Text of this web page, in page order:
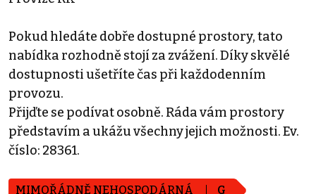
Pokud hledáte dobře dostupné prostory, tato
nabídka rozhodně stojí za zvážení. Díky skvělé
dostupnosti ušetříte čas při každodenním
provozu.
Přijďte se podívat osobně. Ráda vám prostory
představím a ukážu všechny jejich možnosti. Ev.
číslo: 28361.
MIMOŘÁDNĚ NEHOSPODÁRNÁ G